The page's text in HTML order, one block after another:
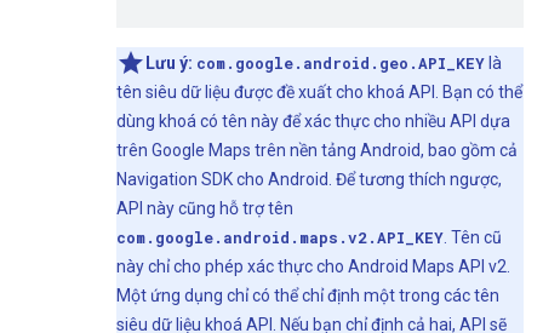
Lưu ý: com.google.android.geo.API_KEY là
tên siêu dữ liệu được đề xuất cho khoá API. Bạn có thể
dùng khoá có tên này để xác thực cho nhiều API dựa
trên Google Maps trên nền tảng Android, bao gồm cả
Navigation SDK cho Android. Để tương thích ngược,
API này cũng hỗ trợ tên
com.google.android.maps.v2.API_KEY . Tên cũ
này chỉ cho phép xác thực cho Android Maps API v2.
Một ứng dụng chỉ có thể chỉ định một trong các tên
siêu dữ liệu khoá API. Nếu bạn chỉ định cả hai, API sẽ